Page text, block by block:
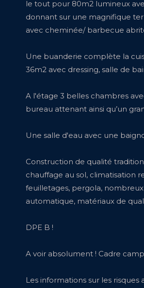
le tout pour 80m2 lumineux
donnant sur une magnifique
avec cheminée/ barbecue
Une buanderie complète la
36m2 avec dressing, salle de
A l'étage 3 belles chambres
bureau attenant ainsi qu’un
Une salle d'eau avec une
Construction de qualité
chauffage au sol, climatisation
feuilletages, pergola,
automatique, matériaux de
DPE B !
A voir absolument ! Cadre
Les informations sur les